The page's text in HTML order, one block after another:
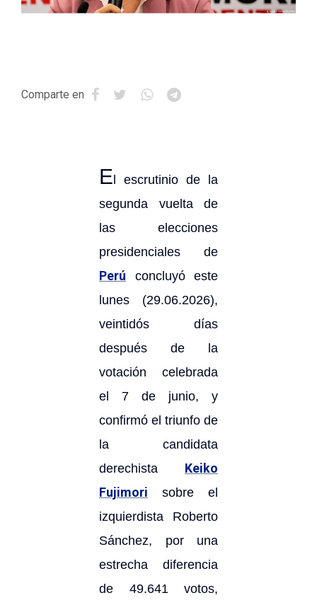
Comparte en
E l escrutinio de la
segunda vuelta de
las elecciones
presidenciales de
Perú concluyó este
lunes (29.06.2026),
veintidós días
después de la
votación celebrada
el 7 de junio, y
confirmó el triunfo de
la candidata
derechista Keiko
Fujimori sobre el
izquierdista Roberto
Sánchez, por una
estrecha diferencia
de 49.641 votos,